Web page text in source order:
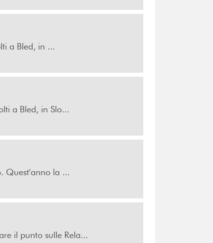
a Bled, in ...
a Bled, in Slo...
Quest'anno la ...
il punto sulle Rela...